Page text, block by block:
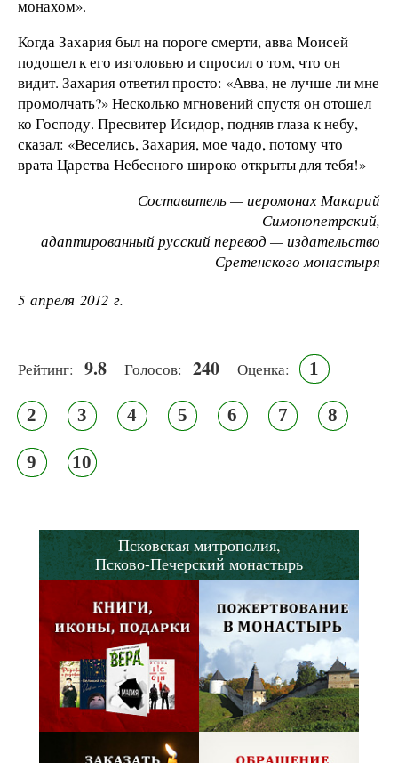
монахом».
Когда Захария был на пороге смерти, авва Моисей
подошел к его изголовью и спросил о том, что он
видит. Захария ответил просто: «Авва, не лучше ли мне
промолчать?» Несколько мгновений спустя он отошел
ко Господу. Пресвитер Исидор, подняв глаза к небу,
сказал: «Веселись, Захария, мое чадо, потому что
врата Царства Небесного широко открыты для тебя!»
Составитель — иеромонах Макарий
Симонопетрский,
адаптированный русский перевод — издательство
Сретенского монастыря
5 апреля 2012 г.
Рейтинг: 9.8 Голосов: 240 Оценка: 1
2 3 4 5 6 7 8
9 10
Псковская митрополия,
Псково-Печерский монастырь